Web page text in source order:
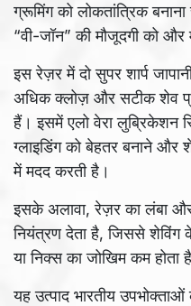
ग्रूमिंग को लोकतांत्रिक
“वी-जॉन” की मौजूदगी को
इस रेज़र में दो सुपर शार्प
अधिक क्लोज़ और सटीक शेव
हैं। इसमें एलो वेरा लुब्रिकेशन
ग्लाइडिंग को बेहतर बनाने
में मदद करती है।
इसके अलावा, रेज़र का लंबा
नियंत्रण देता है, जिससे शेविंग
या निक्स का जोखिम कम होता
यह उत्पाद भारतीय